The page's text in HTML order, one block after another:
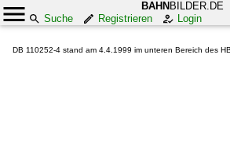
BAHN BILDER.DE
Suche
Registrieren Login
DB 110252-4 stand am 4.4.1999 im unteren Bereich des